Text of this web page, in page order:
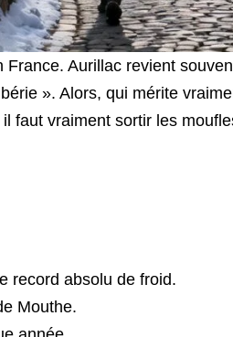
Aurillac revient
». Alors, qui mérite
faut vraiment sortir les
record absolu de froid.
Mouthe.